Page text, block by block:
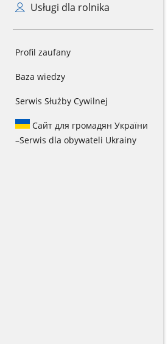
Usługi dla rolnika
Profil zaufany
Baza wiedzy
Serwis Służby Cywilnej
Сайт для громадян України
–Serwis dla obywateli Ukrainy